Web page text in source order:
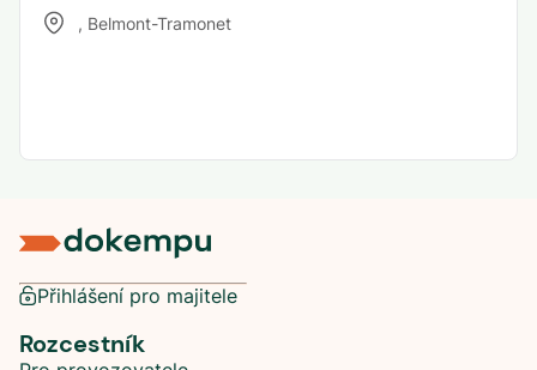
, Belmont-Tramonet
Přihlášení pro majitele
Rozcestník